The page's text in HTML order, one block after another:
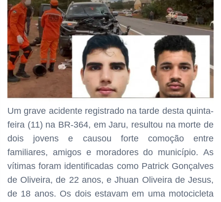
Um grave acidente registrado na tarde desta quinta-
feira (11) na BR-364, em Jaru, resultou na morte de
dois jovens e causou forte comoção entre
familiares, amigos e moradores do município. As
vítimas foram identificadas como Patrick Gonçalves
de Oliveira, de 22 anos, e Jhuan Oliveira de Jesus,
de 18 anos. Os dois estavam em uma motocicleta